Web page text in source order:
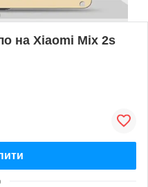
на Xiaomi Mix 2s